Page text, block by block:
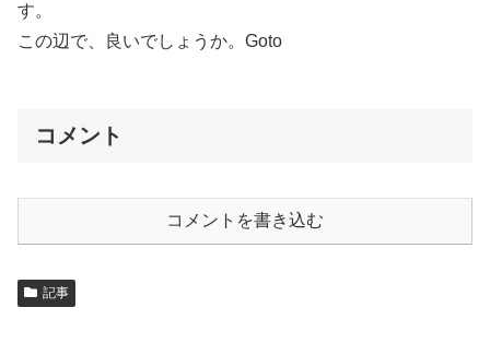
す。
この辺で、良いでしょうか。Goto
コメント
コメントを書き込む
記事